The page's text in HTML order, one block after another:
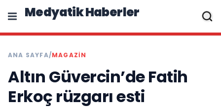
Medyatik Haberler
ANA SAYFA/MAGAZİN
Altın Güvercin’de Fatih
Erkoç rüzgarı esti